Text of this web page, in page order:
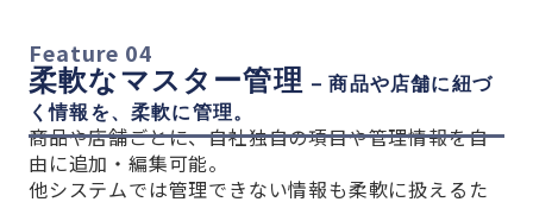
Feature 04
柔軟なマスター管理 – 商品や店舗に紐づ
く情報を、柔軟に管理。
商品や店舗ごとに、自社独自の項目や管理情報を自
由に追加・編集可能。
他システムでは管理できない情報も柔軟に扱えるた